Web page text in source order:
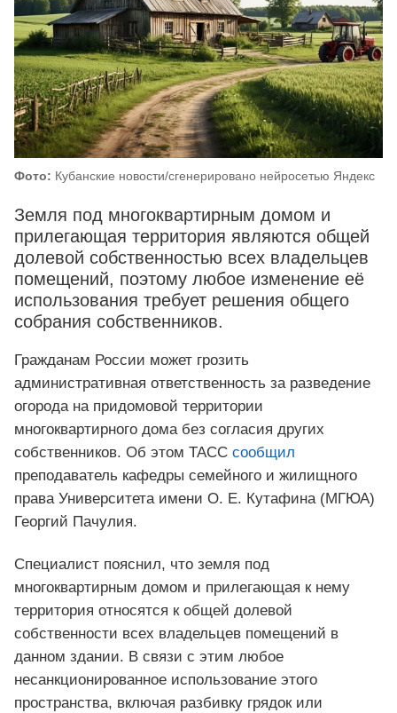
Фото: Кубанские новости/сгенерировано нейросетью Яндекс
Земля под многоквартирным домом и
прилегающая территория являются общей
долевой собственностью всех владельцев
помещений, поэтому любое изменение её
использования требует решения общего
собрания собственников.
Гражданам России может грозить
административная ответственность за разведение
огорода на придомовой территории
многоквартирного дома без согласия других
собственников. Об этом ТАСС сообщил
преподаватель кафедры семейного и жилищного
права Университета имени О. Е. Кутафина (МГЮА)
Георгий Пачулия.
Специалист пояснил, что земля под
многоквартирным домом и прилегающая к нему
территория относятся к общей долевой
собственности всех владельцев помещений в
данном здании. В связи с этим любое
несанкционированное использование этого
пространства, включая разбивку грядок или